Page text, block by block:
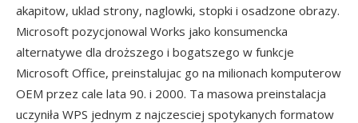
akapitow, uklad strony, naglowki, stopki i osadzone obrazy.
Microsoft pozycjonowal Works jako konsumencka
alternatywe dla droższego i bogatszego w funkcje
Microsoft Office, preinstalujac go na milionach komputerow
OEM przez cale lata 90. i 2000. Ta masowa preinstalacja
uczyniła WPS jednym z najczesciej spotykanych formatow